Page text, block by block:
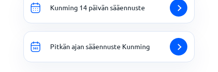
Kunming 14 päivän sääennuste
Pitkän ajan sääennuste Kunming